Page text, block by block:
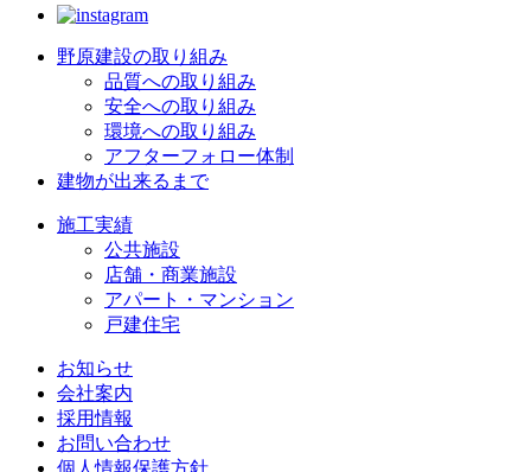
野原建設の取り組み
品質への取り組み
安全への取り組み
環境への取り組み
アフターフォロー体制
建物が出来るまで
施工実績
公共施設
店舗・商業施設
アパート・マンション
戸建住宅
お知らせ
会社案内
採用情報
お問い合わせ